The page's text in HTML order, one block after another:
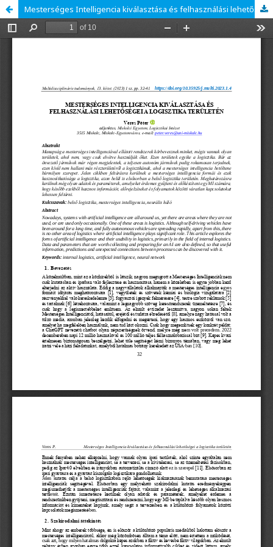
Mesterséges Intelligencia kiválasztása és felhasználási lehetőségei a logisztika területén